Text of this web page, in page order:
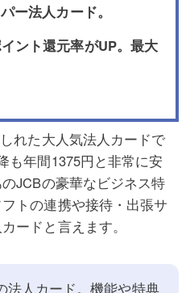
ー法人カード。
ント還元率がUP。最大
れた大人気法人カードで
も年間1375円と非常に安
JCBの豪華なビジネス特
トの連携や接待・出張サ
ードと言えます。
法人カード。機能や特典